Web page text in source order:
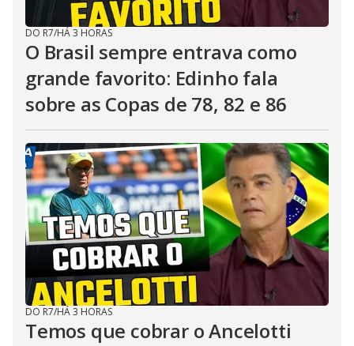
DO R7/HÁ 3 HORAS
O Brasil sempre entrava como
grande favorito: Edinho fala
sobre as Copas de 78, 82 e 86
DO R7/HÁ 3 HORAS
Temos que cobrar o Ancelotti